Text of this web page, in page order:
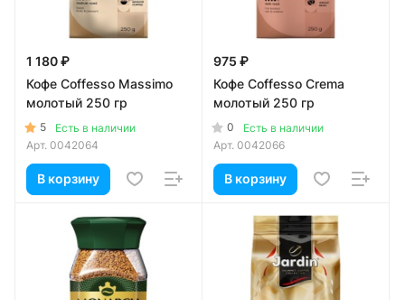
1 180 ₽
Кофе Coffesso Massimo
молотый 250 гр
5
Есть в наличии
Арт. 0042064
В корзину
975 ₽
Кофе Coffesso Crema
молотый 250 гр
0
Есть в наличии
Арт. 0042066
В корзину